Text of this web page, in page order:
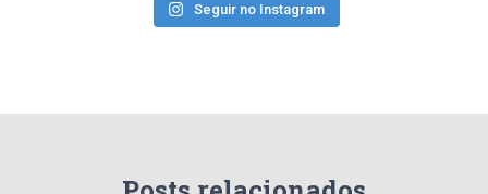
Seguir no Instagram